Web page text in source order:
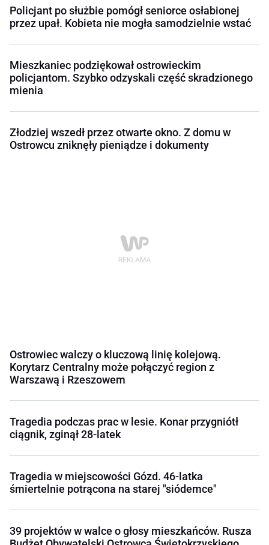
Policjant po służbie pomógł seniorce osłabionej
przez upał. Kobieta nie mogła samodzielnie wstać
Mieszkaniec podziękował ostrowieckim
policjantom. Szybko odzyskali część skradzionego
mienia
Złodziej wszedł przez otwarte okno. Z domu w
Ostrowcu zniknęły pieniądze i dokumenty
Ostrowiec walczy o kluczową linię kolejową.
Korytarz Centralny może połączyć region z
Warszawą i Rzeszowem
Tragedia podczas prac w lesie. Konar przygniótł
ciągnik, zginął 28-latek
Tragedia w miejscowości Gózd. 46-latka
śmiertelnie potrącona na starej "siódemce"
39 projektów w walce o głosy mieszkańców. Rusza